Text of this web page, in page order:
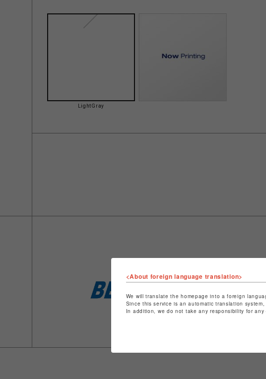
LightGray
店舗名
特定商取引法
ショップお問
<About foreign language translation>
We will translate the homepage into a foreign
Since this service is an automatic translation
In addition, we do not take any responsibility for